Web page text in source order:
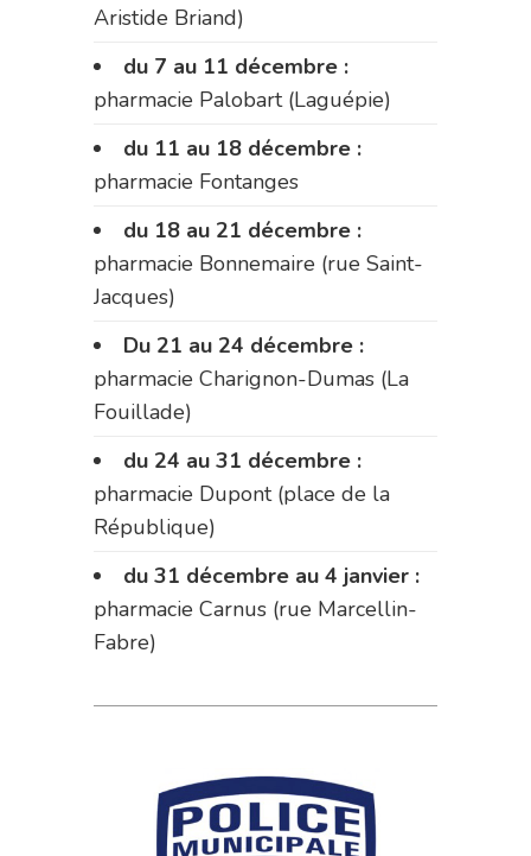
Aristide Briand)
du 7 au 11 décembre :
pharmacie Palobart (Laguépie)
du 11 au 18 décembre :
pharmacie Fontanges
du 18 au 21 décembre :
pharmacie Bonnemaire (rue Saint-
Jacques)
Du 21 au 24 décembre :
pharmacie Charignon-Dumas (La
Fouillade)
du 24 au 31 décembre :
pharmacie Dupont (place de la
République)
du 31 décembre au 4 janvier :
pharmacie Carnus (rue Marcellin-
Fabre)